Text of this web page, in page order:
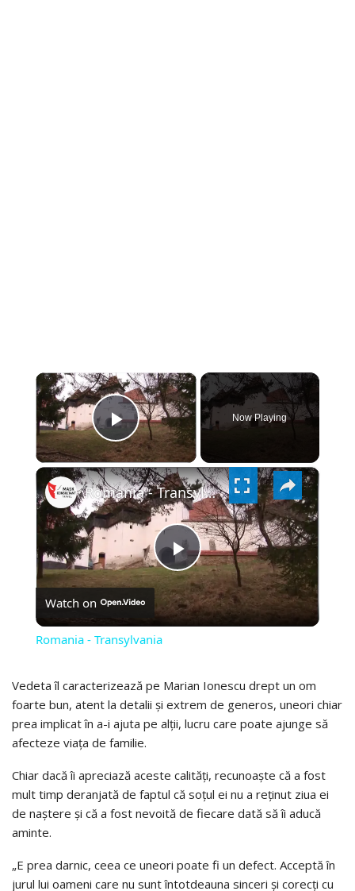
×
PLAY
VIDEO
Now Playing
×
PLAY
VIDEO
Romania - Transylvania
Watch on
Romania - Transylvania
Vedeta îl caracterizează pe Marian Ionescu drept un om
foarte bun, atent la detalii și extrem de generos, uneori chiar
prea implicat în a-i ajuta pe alții, lucru care poate ajunge să
afecteze viața de familie.
Chiar dacă îi apreciază aceste calități, recunoaște că a fost
mult timp deranjată de faptul că soțul ei nu a reținut ziua ei
de naștere și că a fost nevoită de fiecare dată să îi aducă
aminte.
„E prea darnic, ceea ce uneori poate fi un defect. Acceptă în
jurul lui oameni care nu sunt întotdeauna sinceri și corecți cu